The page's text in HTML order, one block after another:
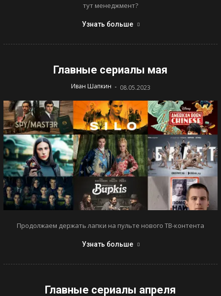
тут менеджмент?
Узнать больше
Главные сериалы мая
Иван Шапкин - 08.05.2023
Продолжаем держать лапки на пульте нового ТВ-контента
Узнать больше
Главные сериалы апреля